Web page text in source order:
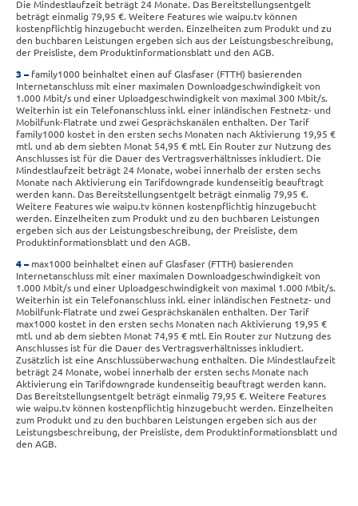
Die Mindestlaufzeit beträgt 24 Monate. Das Bereitstellungsentgelt
beträgt einmalig 79,95 €. Weitere Features wie waipu.tv können
kostenpflichtig hinzugebucht werden. Einzelheiten zum Produkt und zu
den buchbaren Leistungen ergeben sich aus der Leistungsbeschreibung,
der Preisliste, dem Produktinformationsblatt und den AGB.
3
family1000 beinhaltet einen auf Glasfaser (FTTH) basierenden
Internetanschluss mit einer maximalen Downloadgeschwindigkeit von
1.000 Mbit/s und einer Uploadgeschwindigkeit von maximal 300 Mbit/s.
Weiterhin ist ein Telefonanschluss inkl. einer inländischen Festnetz- und
Mobilfunk-Flatrate und zwei Gesprächskanälen enthalten. Der Tarif
family1000 kostet in den ersten sechs Monaten nach Aktivierung 19,95 €
mtl. und ab dem siebten Monat 54,95 € mtl. Ein Router zur Nutzung des
Anschlusses ist für die Dauer des Vertragsverhältnisses inkludiert. Die
Mindestlaufzeit beträgt 24 Monate, wobei innerhalb der ersten sechs
Monate nach Aktivierung ein Tarifdowngrade kundenseitig beauftragt
werden kann. Das Bereitstellungsentgelt beträgt einmalig 79,95 €.
Weitere Features wie waipu.tv können kostenpflichtig hinzugebucht
werden. Einzelheiten zum Produkt und zu den buchbaren Leistungen
ergeben sich aus der Leistungsbeschreibung, der Preisliste, dem
Produktinformationsblatt und den AGB.
4
max1000 beinhaltet einen auf Glasfaser (FTTH) basierenden
Internetanschluss mit einer maximalen Downloadgeschwindigkeit von
1.000 Mbit/s und einer Uploadgeschwindigkeit von maximal 1.000 Mbit/s.
Weiterhin ist ein Telefonanschluss inkl. einer inländischen Festnetz- und
Mobilfunk-Flatrate und zwei Gesprächskanälen enthalten. Der Tarif
max1000 kostet in den ersten sechs Monaten nach Aktivierung 19,95 €
mtl. und ab dem siebten Monat 74,95 € mtl. Ein Router zur Nutzung des
Anschlusses ist für die Dauer des Vertragsverhältnisses inkludiert.
Zusätzlich ist eine Anschlussüberwachung enthalten. Die Mindestlaufzeit
beträgt 24 Monate, wobei innerhalb der ersten sechs Monate nach
Aktivierung ein Tarifdowngrade kundenseitig beauftragt werden kann.
Das Bereitstellungsentgelt beträgt einmalig 79,95 €. Weitere Features
wie waipu.tv können kostenpflichtig hinzugebucht werden. Einzelheiten
zum Produkt und zu den buchbaren Leistungen ergeben sich aus der
Leistungsbeschreibung, der Preisliste, dem Produktinformationsblatt und
den AGB.